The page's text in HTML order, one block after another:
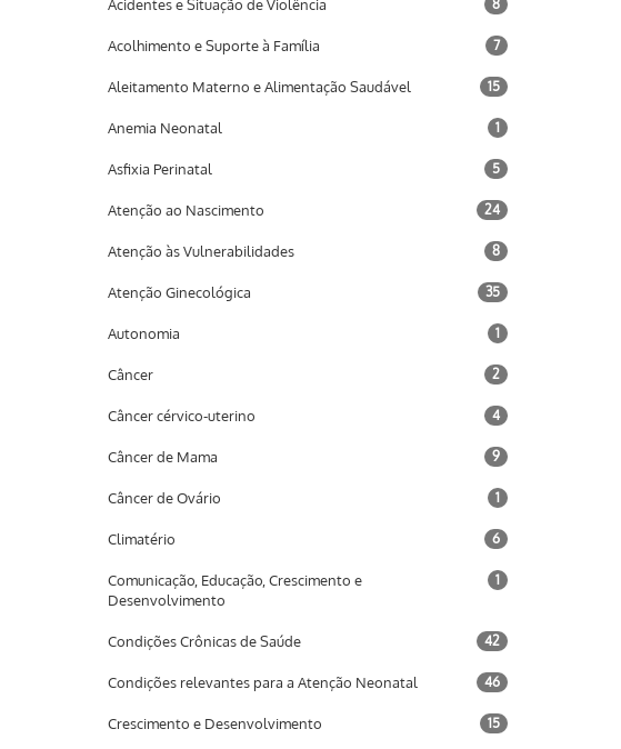
Acidentes e Situação de Violência 8
Acolhimento e Suporte à Família 7
Aleitamento Materno e Alimentação Saudável 15
Anemia Neonatal 1
Asfixia Perinatal 5
Atenção ao Nascimento 24
Atenção às Vulnerabilidades 8
Atenção Ginecológica 35
Autonomia 1
Câncer 2
Câncer cérvico-uterino 4
Câncer de Mama 9
Câncer de Ovário 1
Climatério 6
Comunicação, Educação, Crescimento e
Desenvolvimento
1
Condições Crônicas de Saúde 42
Condições relevantes para a Atenção Neonatal 46
Crescimento e Desenvolvimento 15